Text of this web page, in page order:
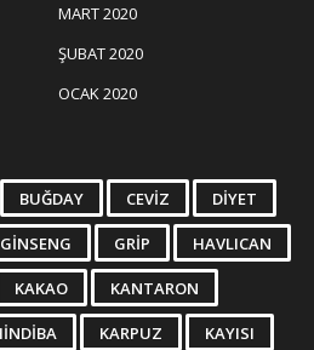
MART 2020
ŞUBAT 2020
OCAK 2020
BUĞDAY CEVIZ DIYET
GINSENG GRIP HAVLICAN
KAKAO KANTARON
KARPUZ KAYISI